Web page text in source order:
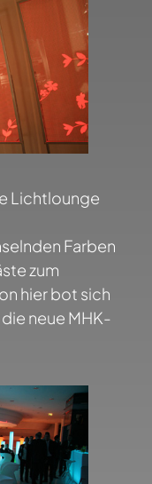
Lichtlounge
Farben
zum
hier bot sich
neue MHK-